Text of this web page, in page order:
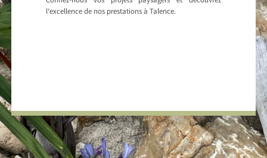
l’excellence de nos prestations à Talence.